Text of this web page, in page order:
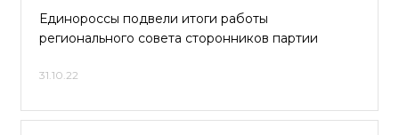
Единороссы подвели итоги работы
регионального совета сторонников партии
31.10.22